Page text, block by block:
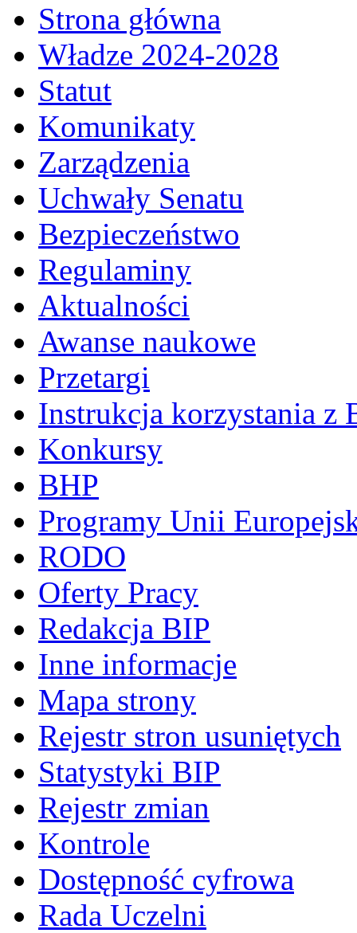
Strona główna
Władze 2024-2028
Statut
Komunikaty
Zarządzenia
Uchwały Senatu
Bezpieczeństwo
Regulaminy
Aktualności
Awanse naukowe
Przetargi
Instrukcja korzystania z
Konkursy
BHP
Programy Unii
RODO
Oferty Pracy
Redakcja BIP
Inne informacje
Mapa strony
Rejestr stron usuniętych
Statystyki BIP
Rejestr zmian
Kontrole
Dostępność cyfrowa
Rada Uczelni